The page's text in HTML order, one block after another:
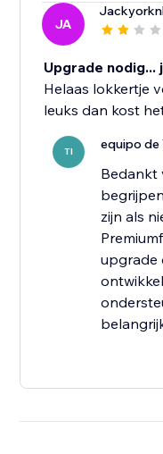
JA
Upgrade nodig...
Helaas lokkertje
leuks dan kost
TI equipo de
Bedankt
zijn als
upgrade